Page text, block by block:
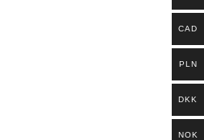
CAD
PLN
DKK
NOK